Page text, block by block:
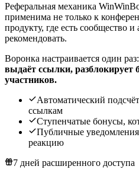
Реферальная механика
применима не только к
продукту, где есть сообщество и
рекомендовать.
Воронка настраивается один раз:
выдаёт ссылки, разблокирует
участников.
Автоматический
ссылкам
Ступенчатые бонусы,
Публичные
реакцию
7 дней расширенного доступа